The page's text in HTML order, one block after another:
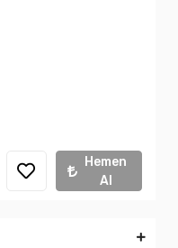
Hemen
Al